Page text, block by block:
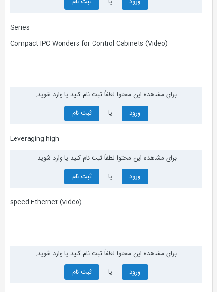
Series
Compact IPC Wonders for Control Cabinets (Video)
برای مشاهده این محتوا لطفاً ثبت نام کنید یا وارد شوید.
ورود
ثبت نام
Leveraging high
برای مشاهده این محتوا لطفاً ثبت نام کنید یا وارد شوید.
ورود
ثبت نام
speed Ethernet (Video)
برای مشاهده این محتوا لطفاً ثبت نام کنید یا وارد شوید.
ورود
ثبت نام